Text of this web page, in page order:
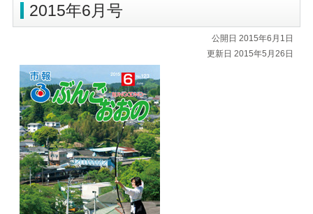
2015年6月号
公開日 2015年6月1日
更新日 2015年5月26日